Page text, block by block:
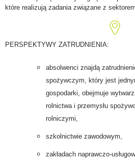
które realizują zadania związane z
PERSPEKTYWY ZATRUDNIENIA:
absolwenci znajdą
spożywczym, który jest
gospodarki, obejmuje
rolnictwa i przemysłu
rolniczymi,
szkolnictwie zawodowym,
zakładach naprawczo-